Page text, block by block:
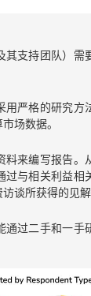
其支持团队）需
用严格的研究方
场数据。
料来编写报告。
过与相关利益相
谈所获得的见解
通过二手和一手